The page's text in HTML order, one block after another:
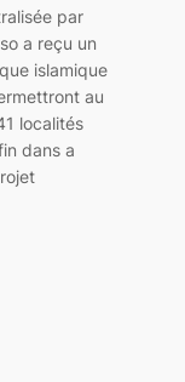
par
a reçu un
islamique
au
localités
dans a